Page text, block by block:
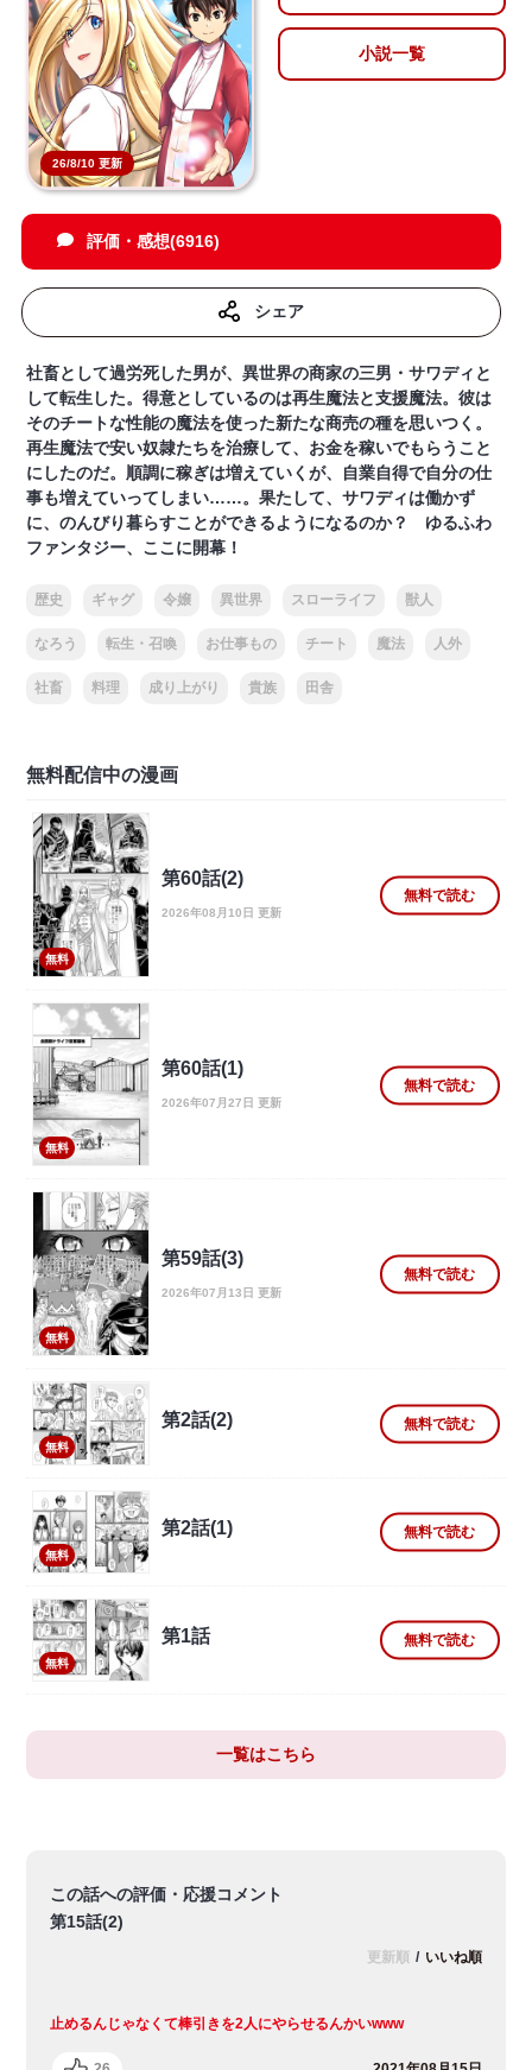
26/8/10 更新
小説一覧
評価・感想(6916)
シェア
社畜として過労死した男が、異世界の商家の三男・サワディと
して転生した。得意としているのは再生魔法と支援魔法。彼は
そのチートな性能の魔法を使った新たな商売の種を思いつく。
再生魔法で安い奴隷たちを治療して、お金を稼いでもらうこと
にしたのだ。順調に稼ぎは増えていくが、自業自得で自分の仕
事も増えていってしまい……。果たして、サワディは働かず
に、のんびり暮らすことができるようになるのか？ ゆるふわ
ファンタジー、ここに開幕！
歴史 ギャグ 令嬢 異世界 スローライフ 獣人
なろう 転生・召喚 お仕事もの チート 魔法 人外
社畜 料理 成り上がり 貴族 田舎
無料配信中の漫画
無料
第60話(2)
2026年08月10日 更新
無料で読む
無料
第60話(1)
2026年07月27日 更新
無料で読む
無料
第59話(3)
2026年07月13日 更新
無料で読む
無料
第2話(2) 無料で読む
無料
第2話(1) 無料で読む
無料
第1話 無料で読む
一覧はこちら
この話への評価・応援コメント
第15話(2)
更新順 / いいね順
止めるんじゃなくて棒引きを2人にやらせるんかいwww